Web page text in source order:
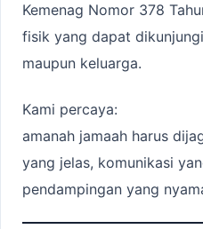
Kemenag Nomor 378
fisik yang dapat
maupun keluarga.
Kami percaya:
amanah jamaah harus
yang jelas, komunikasi
pendampingan yang